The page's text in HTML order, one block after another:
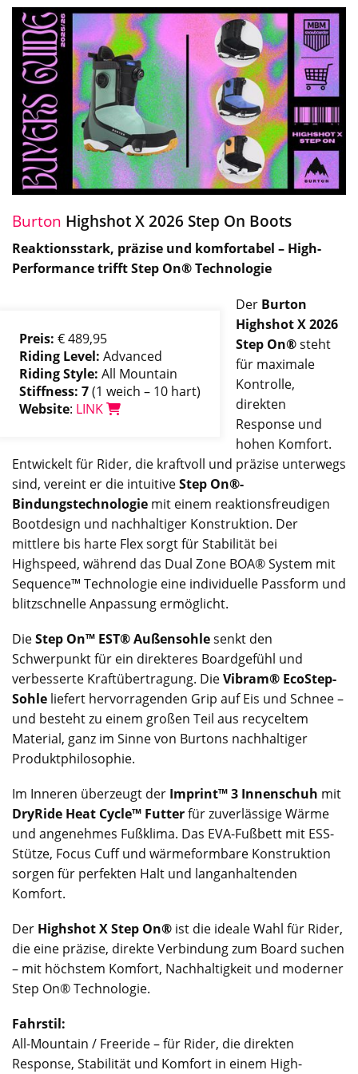
Burton Highshot X 2026 Step On Boots
Reaktionsstark, präzise und komfortabel – High-
Performance trifft Step On® Technologie
Preis: € 489,95
Riding Level: Advanced
Riding Style: All Mountain
Stiffness: 7(1 weich – 10 hart)
Website: LINK
Der Burton
Highshot X 2026
Step On®steht
für maximale
Kontrolle,
direkten
Response und
hohen Komfort.
Entwickelt für Rider, die kraftvoll und präzise unterwegs
sind, vereint er die intuitiveStep On®-
Bindungstechnologie mit einem reaktionsfreudigen
Bootdesign und nachhaltiger Konstruktion. Der
mittlere bis harte Flex sorgt für Stabilität bei
Highspeed, während das Dual Zone BOA® System mit
Sequence™ Technologie eine individuelle Passform und
blitzschnelle Anpassung ermöglicht.
DieStep On™ EST® Außensohlesenkt den
Schwerpunkt für ein direkteres Boardgefühl und
verbesserte Kraftübertragung. DieVibram® EcoStep-
Sohle liefert hervorragenden Grip auf Eis und Schnee –
und besteht zu einem großen Teil aus recyceltem
Material, ganz im Sinne von Burtons nachhaltiger
Produktphilosophie.
Im Inneren überzeugt der Imprint™ 3 Innenschuh mit
DryRide Heat Cycle™ Futterfür zuverlässige Wärme
und angenehmes Fußklima. Das EVA-Fußbett mit ESS-
Stütze, Focus Cuff und wärmeformbare Konstruktion
sorgen für perfekten Halt und langanhaltenden
Komfort.
Der Highshot X Step On® ist die ideale Wahl für Rider,
die eine präzise, direkte Verbindung zum Board suchen
– mit höchstem Komfort, Nachhaltigkeit und moderner
Step On® Technologie.
Fahrstil:
All-Mountain / Freeride – für Rider, die direkten
Response, Stabilität und Komfort in einem High-